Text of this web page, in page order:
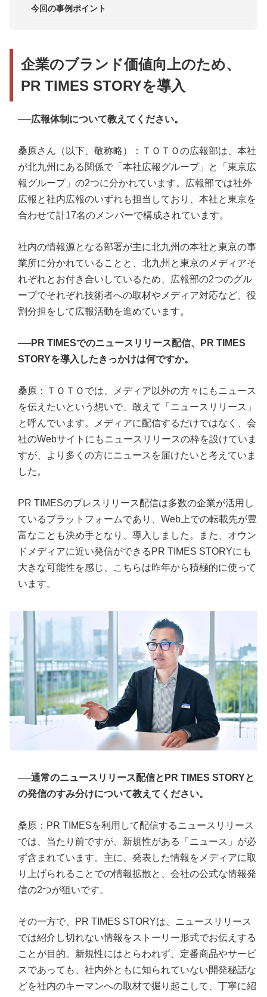
頼
事例3．ＴＯＴＯ採用広報に関するニュースリリー
スを配信後、応募者が2割増
今回の事例ポイント
企業のブランド価値向上のため、
PR TIMES STORYを導入
──広報体制について教えてください。
桑原さん（以下、敬称略）：ＴＯＴＯの広報部は、本社
が北九州にある関係で「本社広報グループ」と「東京広
報グループ」の2つに分かれています。広報部では社外
広報と社内広報のいずれも担当しており、本社と東京を
合わせて計17名のメンバーで構成されています。
社内の情報源となる部署が主に北九州の本社と東京の事
業所に分かれていることと、北九州と東京のメディアそ
れぞれとお付き合いしているため、広報部の2つのグル
ープでそれぞれ技術者への取材やメディア対応など、役
割分担をして広報活動を進めています。
──PR TIMESでのニュースリリース配信、PR TIMES
STORYを導入したきっかけは何ですか。
桑原：ＴＯＴＯでは、メディア以外の方々にもニュース
を伝えたいという想いで、敢えて「ニュースリリース」
と呼んでいます。メディアに配信するだけではなく、会
社のWebサイトにもニュースリリースの枠を設けていま
すが、より多くの方にニュースを届けたいと考えていま
した。
PR TIMESのプレスリリース配信は多数の企業が活用し
ているプラットフォームであり、Web上での転載先が豊
富なことも決め手となり、導入しました。また、オウン
ドメディアに近い発信ができるPR TIMES STORYにも
大きな可能性を感じ、こちらは昨年から積極的に使って
います。
──通常のニュースリリース配信とPR TIMES STORYと
の発信のすみ分けについて教えてください。
桑原：PR TIMESを利用して配信するニュースリリース
では、当たり前ですが、新規性がある「ニュース」が必
ず含まれています。主に、発表した情報をメディアに取
り上げられることでの情報拡散と、会社の公式な情報発
信の2つが狙いです。
その一方で、PR TIMES STORYは、ニュースリリース
では紹介し切れない情報をストーリー形式でお伝えする
ことが目的。新規性にはとらわれず、定番商品やサービ
スであっても、社内外ともに知られていない開発秘話な
どを社内のキーマンへの取材で掘り起こして、丁寧に紹